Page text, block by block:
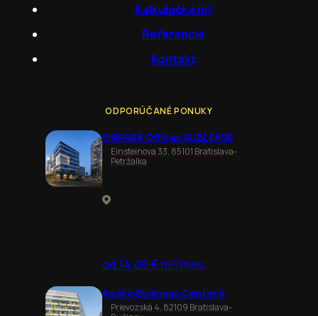
Kalkulačka m²
Referencie
Kontakt
ODPORÚČANÉ PONUKY
EINPARK Offices SUBLEASE
Einsteinova 33, 85101 Bratislava-
Petržalka
od 14,00 € m²/mes.
Apollo Business Center II
Prievozská 4, 82109 Bratislava-